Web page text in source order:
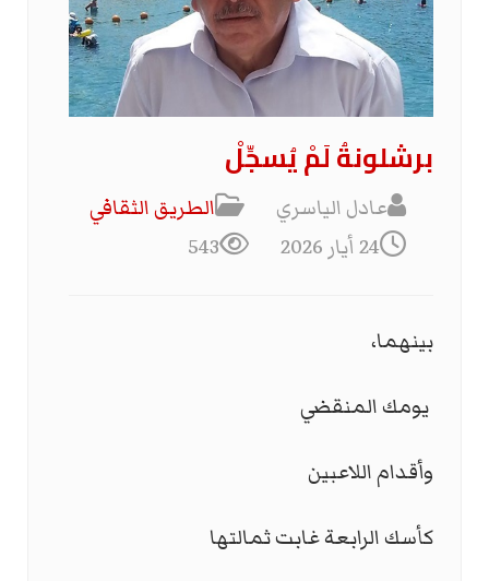
برشلونةُ لَمْ يُسجِّلْ
عادل الياسري
الطریق الثقافي
24 أيار 2026
543
بينهما،
يومك المنقضي
وأقدام اللاعبين
كأسك الرابعة غابت ثمالتها